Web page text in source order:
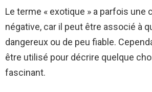
Le terme « exotique » a parfois une
négative, car il peut être associé à
dangereux ou de peu fiable.
être utilisé pour décrire quelque
fascinant.